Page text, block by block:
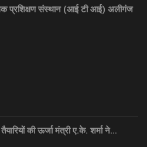
प्रशिक्षण संस्थान (आई टी आई) अलीगंज
की ऊर्जा मंत्री ए.के. शर्मा ने…